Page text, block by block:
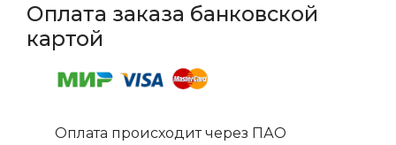
Оплата заказа банковской
картой
Оплата происходит через ПАО